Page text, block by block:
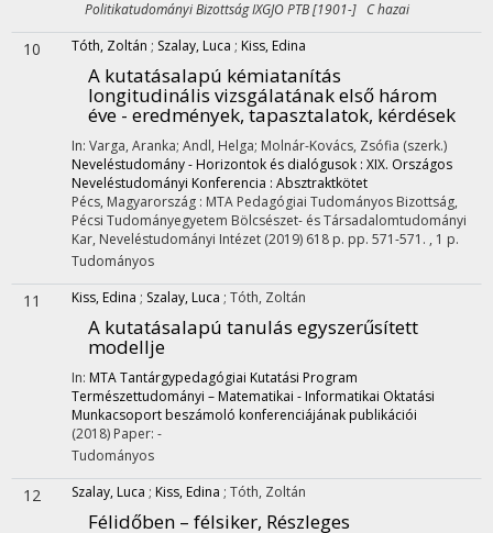
Politikatudományi Bizottság IXGJO PTB [1901-] C hazai
10 Tóth, Zoltán ; Szalay, Luca ; Kiss, Edina
A kutatásalapú kémiatanítás
longitudinális vizsgálatának első három
éve - eredmények, tapasztalatok, kérdések
In: Varga, Aranka; Andl, Helga; Molnár-Kovács, Zsófia (szerk.)
Neveléstudomány - Horizontok és dialógusok : XIX. Országos
Neveléstudományi Konferencia : Absztraktkötet
Pécs, Magyarország : MTA Pedagógiai Tudományos Bizottság,
Pécsi Tudományegyetem Bölcsészet- és Társadalomtudományi
Kar, Neveléstudományi Intézet (2019) 618 p. pp. 571-571. , 1 p.
Tudományos
11 Kiss, Edina ; Szalay, Luca ; Tóth, Zoltán
A kutatásalapú tanulás egyszerűsített
modellje
In: MTA Tantárgypedagógiai Kutatási Program
Természettudományi – Matematikai - Informatikai Oktatási
Munkacsoport beszámoló konferenciájának publikációi
(2018) Paper: -
Tudományos
12 Szalay, Luca ; Kiss, Edina ; Tóth, Zoltán
Félidőben – félsiker, Részleges